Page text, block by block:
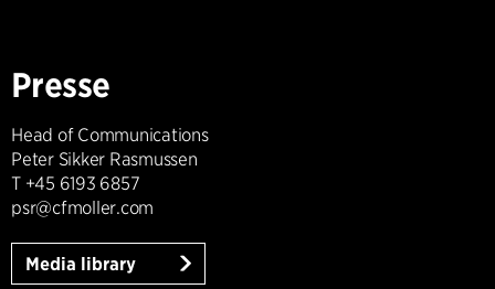
Presse
Head of Communications
Peter Sikker Rasmussen
T +45 6193 6857
psr@cfmoller.com
Media library